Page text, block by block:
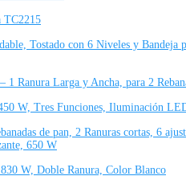
TC2215
Tostado con 6 Niveles y
1 Ranura Larga y Ancha, para 2
W, Tres Funciones, Iluminación
de pan, 2 Ranuras cortas, 6
650 W
W, Doble Ranura, Color Blanco